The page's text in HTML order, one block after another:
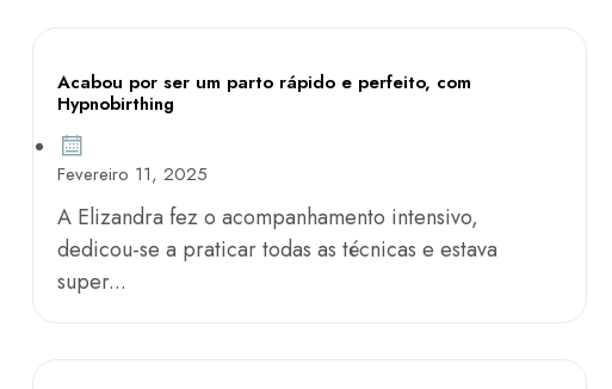
Acabou por ser um parto rápido e perfeito, com
Hypnobirthing
Fevereiro 11, 2025
A Elizandra fez o acompanhamento intensivo,
dedicou-se a praticar todas as técnicas e estava
super...